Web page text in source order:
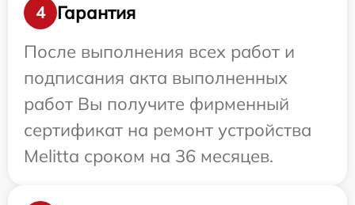
4
Гарантия
После выполнения всех работ и
подписания акта выполненных
работ Вы получите фирменный
сертификат на ремонт устройства
Melitta сроком на 36 месяцев.